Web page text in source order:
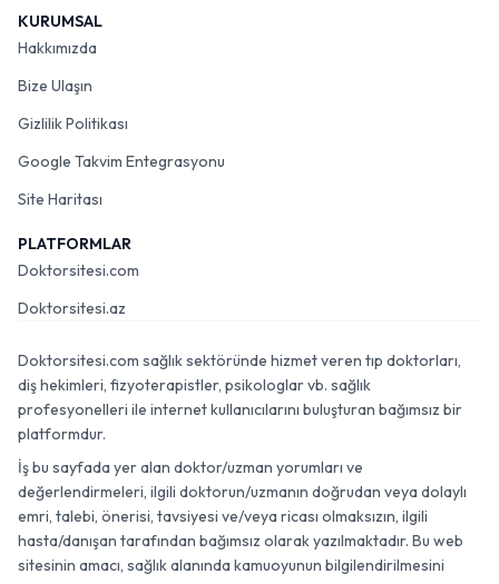
KURUMSAL
Hakkımızda
Bize Ulaşın
Gizlilik Politikası
Google Takvim Entegrasyonu
Site Haritası
PLATFORMLAR
Doktorsitesi.com
Doktorsitesi.az
Doktorsitesi.com sağlık sektöründe hizmet veren tıp doktorları,
diş hekimleri, fizyoterapistler, psikologlar vb. sağlık
profesyonelleri ile internet kullanıcılarını buluşturan bağımsız bir
platformdur.
İş bu sayfada yer alan doktor/uzman yorumları ve
değerlendirmeleri, ilgili doktorun/uzmanın doğrudan veya dolaylı
emri, talebi, önerisi, tavsiyesi ve/veya ricası olmaksızın, ilgili
hasta/danışan tarafından bağımsız olarak yazılmaktadır. Bu web
sitesinin amacı, sağlık alanında kamuoyunun bilgilendirilmesini